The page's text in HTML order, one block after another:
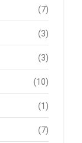
(7)
(3)
(3)
(10)
(1)
(7)